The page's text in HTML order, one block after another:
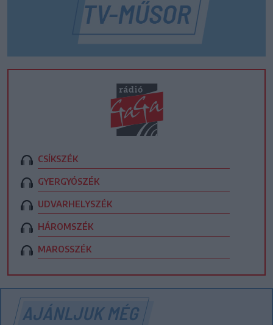
CSÍKSZÉK
GYERGYÓSZÉK
UDVARHELYSZÉK
HÁROMSZÉK
MAROSSZÉK
AJÁNLJUK MÉG